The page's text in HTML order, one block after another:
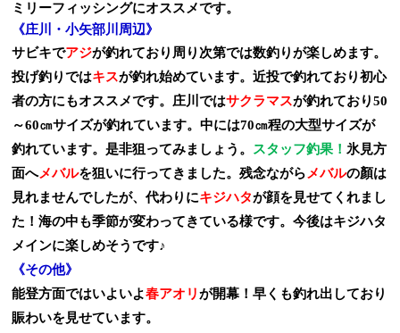
ミリーフィッシングにオススメです。
《庄川・小矢部川周辺》
サビキでアジが釣れており周り次第では数釣りが楽しめます。
投げ釣りではキスが釣れ始めています。近投で釣れており初心
者の方にもオススメです。 庄川ではサクラマスが釣れており50
～60㎝サイズが釣れています。中には70㎝程の大型サイズが
釣れています。是非狙ってみましょう。 スタッフ釣果！ 氷見方
面へメバルを狙いに行ってきました。残念ながら メバルの顏は
見れませんでしたが、代わりにキジハタが顔を見せてくれまし
た！海の中も季節が変わってきている様です。今後はキジハタ
メインに楽しめそうです♪
《その他》
能登方面ではいよいよ春アオリが開幕！早くも釣れ出しており
賑わいを見せています。